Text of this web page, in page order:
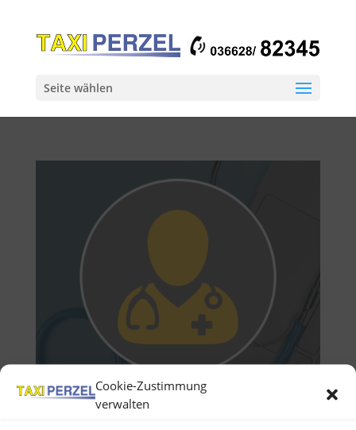
Cookie-Zustimmung
verwalten
Seite wählen